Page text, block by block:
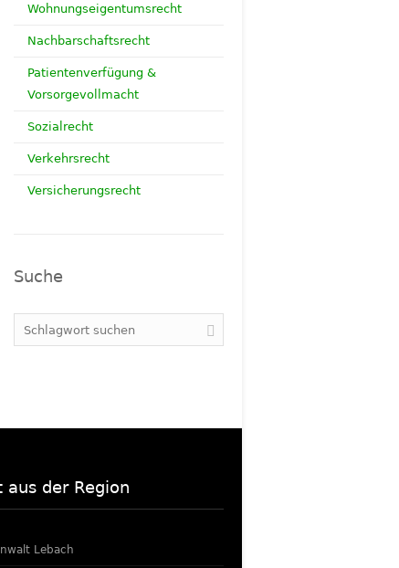
Wohnungseigentumsrecht
Nachbarschaftsrecht
Patientenverfügung &
Vorsorgevollmacht
Sozialrecht
Verkehrsrecht
Versicherungsrecht
Suche
aus der Region
Lebach